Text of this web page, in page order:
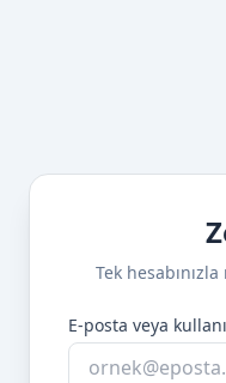
Tek
E-posta veya